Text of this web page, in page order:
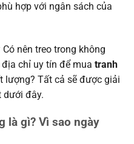
hợp với ngân sách của
Có nên treo trong không
chỉ uy tín để mua tranh
lượng? Tất cả sẽ được giải
dưới đây.
là gì? Vì sao ngày